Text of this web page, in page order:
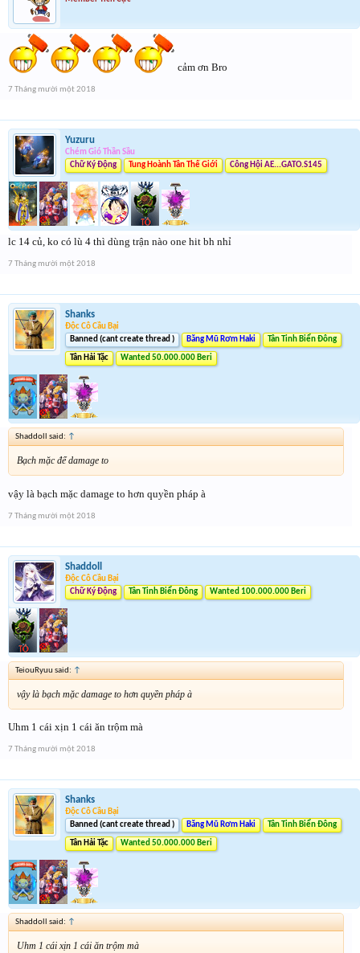
cảm ơn Bro
7 Tháng mười một 2018
Yuzuru
Chém Gió Thần Sầu
Chữ Ký Động
Tung Hoành Tân Thế Giới Công Hội AE...GATO.S145
lc 14 củ, ko có lù 4 thì dùng trận nào one hit bh nhỉ
7 Tháng mười một 2018
Shanks
Độc Cô Cầu Bại
Banned (cant create thread )
Băng Mũ Rơm Haki Tân Tinh Biển Đông
Tân Hải Tặc Wanted 50.000.000 Beri
Shaddoll said: ↑
Bạch mặc để damage to
vậy là bạch mặc damage to hơn quyền pháp à
7 Tháng mười một 2018
Shaddoll
Độc Cô Cầu Bại
Chữ Ký Động
Tân Tinh Biển Đông Wanted 100.000.000 Beri
TeiouRyuu said: ↑
vậy là bạch mặc damage to hơn quyền pháp à
Uhm 1 cái xịn 1 cái ăn trộm mà
7 Tháng mười một 2018
Shanks
Độc Cô Cầu Bại
Banned (cant create thread )
Băng Mũ Rơm Haki Tân Tinh Biển Đông
Tân Hải Tặc Wanted 50.000.000 Beri
Shaddoll said: ↑
Uhm 1 cái xịn 1 cái ăn trộm mà